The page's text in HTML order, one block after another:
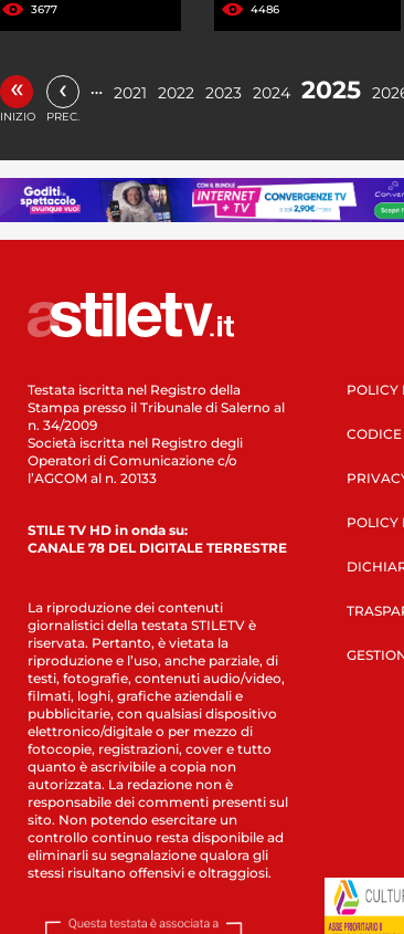
3677 4486
«
INIZIO
‹
PREC.
… 2021 2022 2023 2024 2025
Testata iscritta nel Registro della
Stampa presso il Tribunale di Salerno al
n. 34/2009
Società iscritta nel Registro degli
Operatori di Comunicazione c/o
l’AGCOM al n. 20133
STILE TV HD in onda su:
CANALE 78 DEL DIGITALE TERRESTRE
La riproduzione dei contenuti
giornalistici della testata STILETV è
riservata. Pertanto, è vietata la
riproduzione e l’uso, anche parziale, di
testi, fotografie, contenuti audio/video,
filmati, loghi, grafiche aziendali e
pubblicitarie, con qualsiasi dispositivo
elettronico/digitale o per mezzo di
fotocopie, registrazioni, cover e tutto
quanto è ascrivibile a copia non
autorizzata. La redazione non è
responsabile dei commenti presenti sul
sito. Non potendo esercitare un
controllo continuo resta disponibile ad
eliminarli su segnalazione qualora gli
stessi risultano offensivi e oltraggiosi.
POLICY
POLICY